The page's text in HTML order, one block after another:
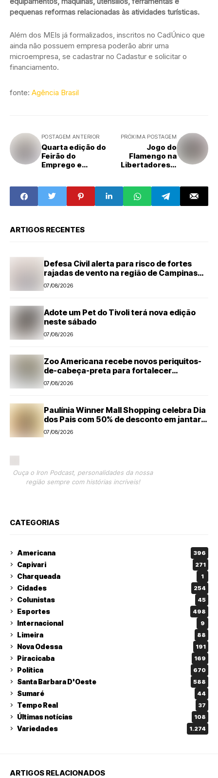
pequenas reformas relacionadas às atividades turísticas.
Além dos MEIs já formalizados, inscritos no CadÚnico que
ainda não possuem empresa poderão abrir uma
microempresa, se cadastrar no Cadastur e solicitar o
financiamento.
fonte: Agência Brasil
POSTAGEM ANTERIOR
Quarta edição do
Feirão do
Emprego e
400 vagas de
emprego
disponíveis
PRÓXIMA POSTAGEM
Jogo do
Flamengo na
Libertadores é
vandalismo
ARTIGOS RECENTES
Defesa Civil alerta para risco de fortes
rajadas de vento na região de Campinas
até sábado (8)
07/08/2026
Adote um Pet do Tivoli terá nova edição
neste sábado
07/08/2026
Zoo Americana recebe novos periquitos-
de-cabeça-preta para fortalecer
programa de conservação
07/08/2026
Paulínia Winner Mall Shopping celebra Dia
dos Pais com 50% de desconto em jantar
temático e encontro com super-heróis
07/08/2026
Ouça o Iron Podcast, personalidades da nossa
região sempre com histórias incríveis!
CATEGORIAS
Americana 396
Capivari 271
Charqueada 1
Cidades 254
Colunistas 45
Esportes 498
Internacional 9
Limeira 88
Nova Odessa 191
Piracicaba 169
Política 670
Santa Barbara D'Oeste 588
Sumaré 44
Tempo Real 37
Últimas notícias 108
Variedades 1.274
ARTIGOS RELACIONADOS